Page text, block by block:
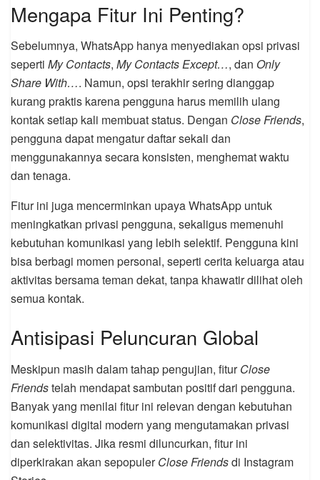
Mengapa Fitur Ini Penting?
Sebelumnya, WhatsApp hanya menyediakan opsi privasi
seperti My Contacts, My Contacts Except…, dan Only
Share With…. Namun, opsi terakhir sering dianggap
kurang praktis karena pengguna harus memilih ulang
kontak setiap kali membuat status. Dengan Close Friends,
pengguna dapat mengatur daftar sekali dan
menggunakannya secara konsisten, menghemat waktu
dan tenaga.
Fitur ini juga mencerminkan upaya WhatsApp untuk
meningkatkan privasi pengguna, sekaligus memenuhi
kebutuhan komunikasi yang lebih selektif. Pengguna kini
bisa berbagi momen personal, seperti cerita keluarga atau
aktivitas bersama teman dekat, tanpa khawatir dilihat oleh
semua kontak.
Antisipasi Peluncuran Global
Meskipun masih dalam tahap pengujian, fiturClose
Friendstelah mendapat sambutan positif dari pengguna.
Banyak yang menilai fitur ini relevan dengan kebutuhan
komunikasi digital modern yang mengutamakan privasi
dan selektivitas. Jika resmi diluncurkan, fitur ini
diperkirakan akan sepopulerClose Friendsdi Instagram